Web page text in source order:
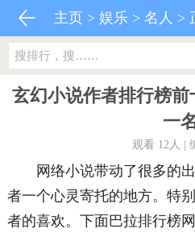
主页 >娱乐 >名人 >
玄幻小说作者排行榜
一
观看 12人 |
网络小说带动了很多的出
者一个心灵寄托的地方。特
者的喜欢。下面巴拉排行榜